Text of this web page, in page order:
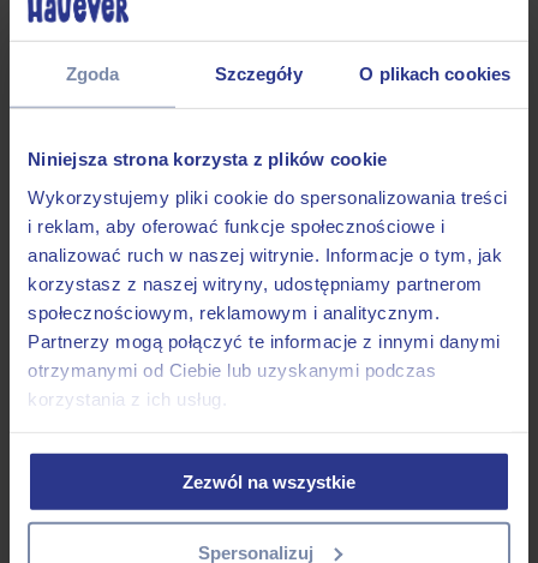
Zgoda Szczegóły O plikach cookies
Niniejsza strona korzysta z plików cookie
Wykorzystujemy pliki cookie do spersonalizowania treści
i reklam, aby oferować funkcje społecznościowe i
analizować ruch w naszej witrynie. Informacje o tym, jak
korzystasz z naszej witryny, udostępniamy partnerom
społecznościowym, reklamowym i analitycznym.
Partnerzy mogą połączyć te informacje z innymi danymi
otrzymanymi od Ciebie lub uzyskanymi podczas
korzystania z ich usług.
Zezwól na wszystkie
Spersonalizuj
Smycz przepinana dla kota
Szelki guard dla kota
Outlet
Obroże dla psa
Smycze dla psa
Dodatki
Gotowe od ręki
Linki treningowe
Małe Psy
Gotowe smycze
Gotowe obroże
Gotowe szelki
Średnie Psy
Gotowe smycze
Gotowe obroże
Gotowe szelki
Duże Psy
Gotowe smycze
Gotowe obroże
Gotowe szelki
Małe psy